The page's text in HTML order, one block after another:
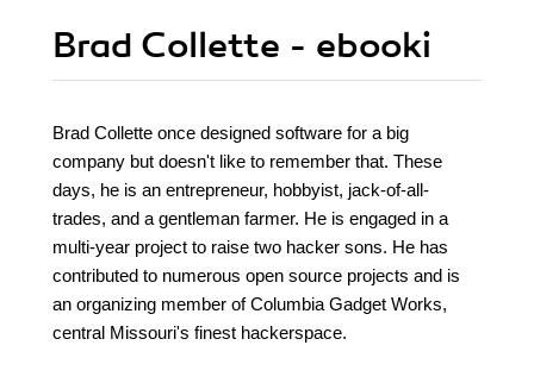
Brad Collette - ebooki
Brad Collette once designed software for a big
company but doesn't like to remember that. These
days, he is an entrepreneur, hobbyist, jack-of-all-
trades, and a gentleman farmer. He is engaged in a
multi-year project to raise two hacker sons. He has
contributed to numerous open source projects and is
an organizing member of Columbia Gadget Works,
central Missouri's finest hackerspace.